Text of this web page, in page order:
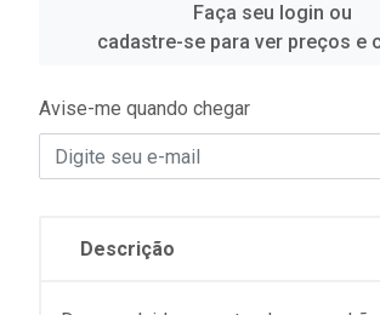
Faça seu login ou
cadastre-se para ver preços e
Avise-me quando chegar
Descrição